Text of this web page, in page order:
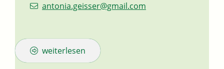
antonia.geisser@gmail.com
weiterlesen